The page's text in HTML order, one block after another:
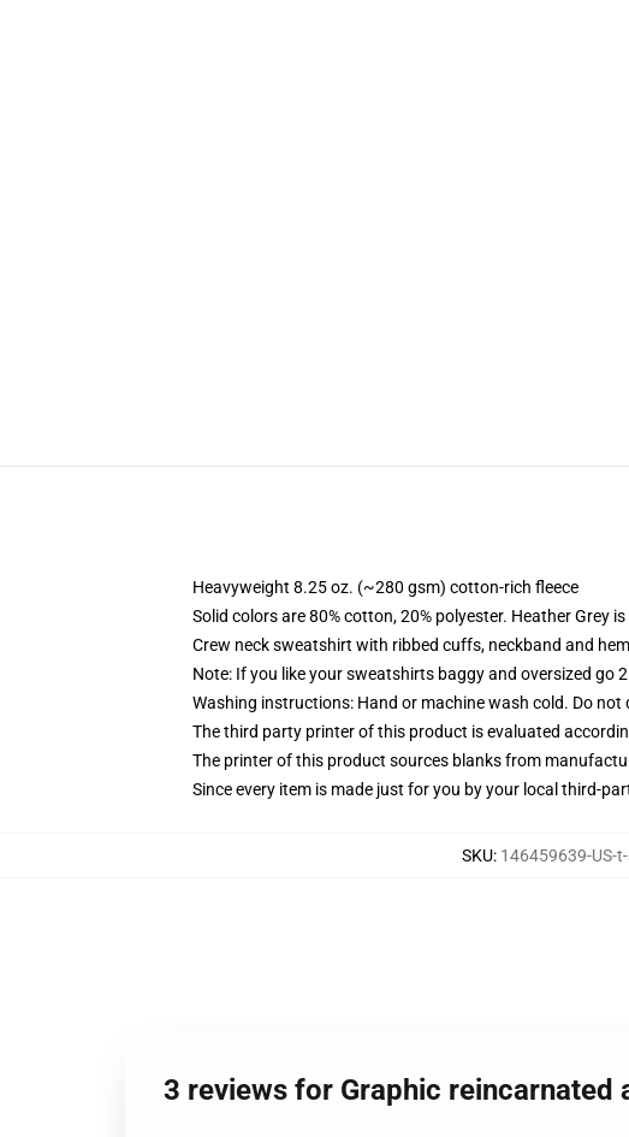
Heavyweight 8.25 oz. (~280 gsm) cotton-rich fleece
Solid colors are 80% cotton, 20% polyester. Heather Grey
Crew neck sweatshirt with ribbed cuffs, neckband and hem
Note: If you like your sweatshirts baggy and oversized go
Washing instructions: Hand or machine wash cold. Do
The third party printer of this product is evaluated
The printer of this product sources blanks from
Since every item is made just for you by your local third-
SKU: 146459639-US-
3 reviews for Graphic reincarnated